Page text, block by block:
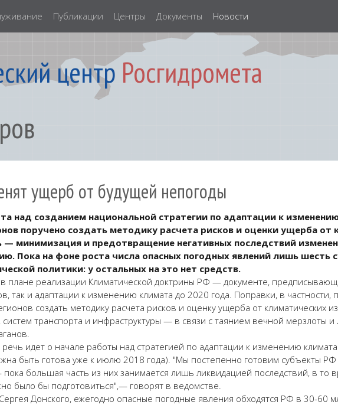
Публикации Центры Документы Новости
центр Росгидромета
ущерб от будущей непогоды
над созданием национальной стратегии по адаптации к
поручено создать методику расчета рисков и оценки ущерба от
минимизация и предотвращение негативных последствий
Пока на фоне роста числа опасных погодных явлений лишь
политики: у остальных на это нет средств.
плане реализации Климатической доктрины РФ — документе,
так и адаптации к изменению климата до 2020 года. Поправки, в
создать методику расчета рисков и оценку ущерба от климатических
транспорта и инфраструктуры — в связи с таянием вечной мерзлоты
идет о начале работы над стратегией по адаптации к изменению
быть готова уже к июлю 2018 года). "Мы постепенно готовим субъекты
большая часть из них занимается лишь ликвидацией последствий, в то
было бы подготовиться",— говорят в ведомстве.
Донского, ежегодно опасные погодные явления обходятся РФ в 30-60